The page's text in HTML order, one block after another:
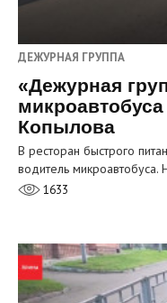
ДЕЖУРНАЯ ГРУППА
«Дежурная
Копылова
В ресторан быстрого
водитель
1633